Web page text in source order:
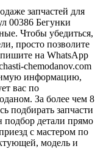
запчастей для
00386 Бегунки
Чтобы убедиться,
просто позволите
на WhatsApp
chemodanov.com
информацию,
вас по
За более чем 8
подбирать запчасти
подбор детали прямо
с мастером по
модель и